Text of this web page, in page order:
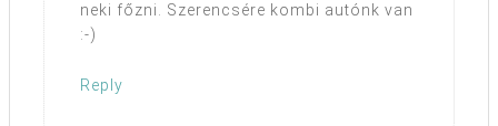
neki főzni. Szerencsére kombi autónk van
:-)
Reply